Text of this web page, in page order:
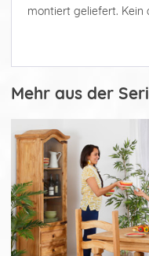
montiert geliefert. Kein
Mehr aus der